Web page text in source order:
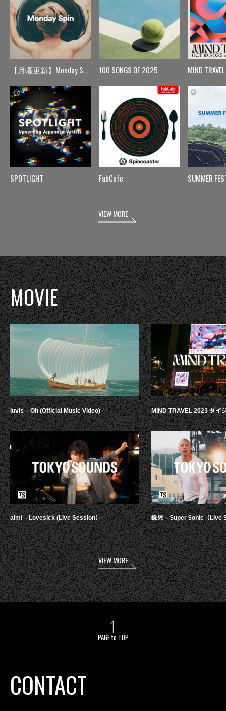
【月曜更新】Monday Spin
SPOTLIGHT
100 SONGS OF 2025
FabCafe
MIND TRAVEL
SUMMER
VIEW MORE
MOVIE
luvis – Oh (Official Music Video)
aimi – Lovesick (Live Session）
MIND TRAVEL 2023 ダイ
鋭児 – $uper $onic（Live
VIEW MORE
PAGE to TOP
CONTACT